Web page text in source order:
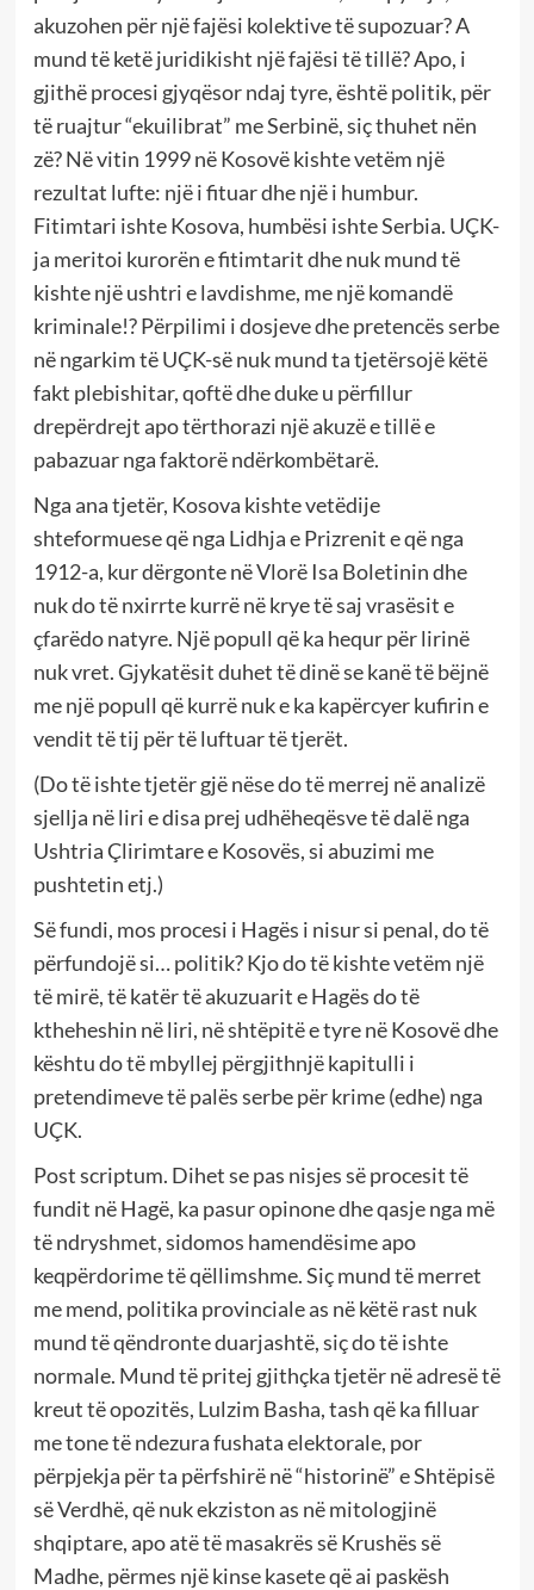
akuzohen për një fajësi kolektive të supozuar? A
mund të ketë juridikisht një fajësi të tillë? Apo, i
gjithë procesi gjyqësor ndaj tyre, është politik, për
të ruajtur “ekuilibrat” me Serbinë, siç thuhet nën
zë? Në vitin 1999 në Kosovë kishte vetëm një
rezultat lufte: një i fituar dhe një i humbur.
Fitimtari ishte Kosova, humbësi ishte Serbia. UÇK-
ja meritoi kurorën e fitimtarit dhe nuk mund të
kishte një ushtri e lavdishme, me një komandë
kriminale!? Përpilimi i dosjeve dhe pretencës serbe
në ngarkim të UÇK-së nuk mund ta tjetërsojë këtë
fakt plebishitar, qoftë dhe duke u përfillur
drepërdrejt apo tërthorazi një akuzë e tillë e
pabazuar nga faktorë ndërkombëtarë.
Nga ana tjetër, Kosova kishte vetëdije
shteformuese që nga Lidhja e Prizrenit e që nga
1912-a, kur dërgonte në Vlorë Isa Boletinin dhe
nuk do të nxirrte kurrë në krye të saj vrasësit e
çfarëdo natyre. Një popull që ka hequr për lirinë
nuk vret. Gjykatësit duhet të dinë se kanë të bëjnë
me një popull që kurrë nuk e ka kapërcyer kufirin e
vendit të tij për të luftuar të tjerët.
(Do të ishte tjetër gjë nëse do të merrej në analizë
sjellja në liri e disa prej udhëheqësve të dalë nga
Ushtria Çlirimtare e Kosovës, si abuzimi me
pushtetin etj.)
Së fundi, mos procesi i Hagës i nisur si penal, do të
përfundojë si… politik? Kjo do të kishte vetëm një
të mirë, të katër të akuzuarit e Hagës do të
ktheheshin në liri, në shtëpitë e tyre në Kosovë dhe
kështu do të mbyllej përgjithnjë kapitulli i
pretendimeve të palës serbe për krime (edhe) nga
UÇK.
Post scriptum. Dihet se pas nisjes së procesit të
fundit në Hagë, ka pasur opinone dhe qasje nga më
të ndryshmet, sidomos hamendësime apo
keqpërdorime të qëllimshme. Siç mund të merret
me mend, politika provinciale as në këtë rast nuk
mund të qëndronte duarjashtë, siç do të ishte
normale. Mund të pritej gjithçka tjetër në adresë të
kreut të opozitës, Lulzim Basha, tash që ka filluar
me tone të ndezura fushata elektorale, por
përpjekja për ta përfshirë në “historinë” e Shtëpisë
së Verdhë, që nuk ekziston as në mitologjinë
shqiptare, apo atë të masakrës së Krushës së
Madhe, përmes një kinse kasete që ai paskësh